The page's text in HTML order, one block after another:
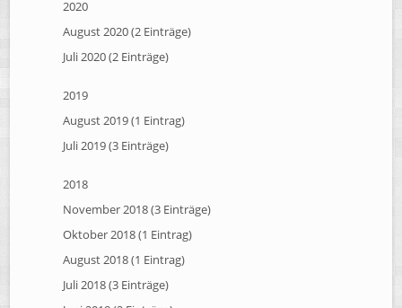
2020
August 2020 (2 Einträge)
Juli 2020 (2 Einträge)
2019
August 2019 (1 Eintrag)
Juli 2019 (3 Einträge)
2018
November 2018 (3 Einträge)
Oktober 2018 (1 Eintrag)
August 2018 (1 Eintrag)
Juli 2018 (3 Einträge)